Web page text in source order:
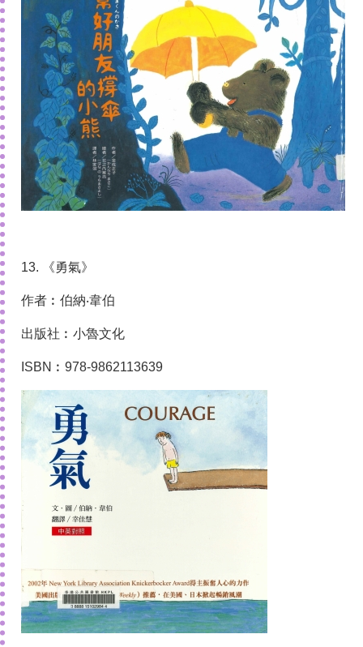
13. 《勇氣》
作者︰伯納‧韋伯
出版社︰小魯文化
ISBN︰978-9862113639